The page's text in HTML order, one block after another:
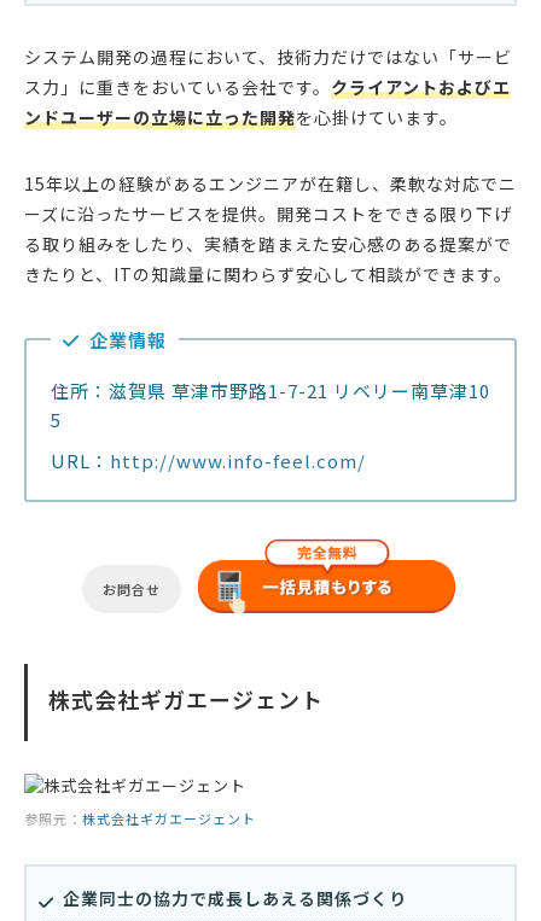
システム開発の過程において、技術力だけではない「サービ
ス力」に重きをおいている会社です。 クライアントおよびエ
ンドユーザーの立場に立った開発を心掛けています。
15年以上の経験があるエンジニアが在籍し、柔軟な対応でニ
ーズに沿ったサービスを提供。開発コストをできる限り下げ
る取り組みをしたり、実績を踏まえた安心感のある提案がで
きたりと、ITの知識量に関わらず安心して相談ができます。
企業情報
住所：滋賀県 草津市野路1-7-21 リベリー南草津10
5
URL： http://www.info-feel.com/
お問合せ
株式会社ギガエージェント
参照元： 株式会社ギガエージェント
企業同士の協力で成長しあえる関係づくり